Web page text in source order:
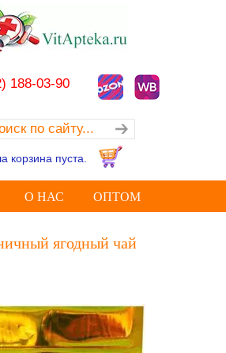
188-03-90
корзина пуста.
О НАС ОПТОМ
ягодный чай